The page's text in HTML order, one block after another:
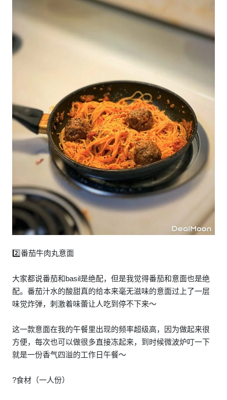
2️⃣番茄牛肉丸意面
大家都说番茄和basil是绝配，但是我觉得番茄和意面也是绝
配。番茄汁水的酸甜真的给本来毫无滋味的意面过上了一层
味觉炸弹，刺激着味蕾让人吃到停不下来～
这一款意面在我的午餐里出现的频率超级高，因为做起来很
方便，每次也可以做很多直接冻起来，到时候微波炉叮一下
就是一份香气四溢的工作日午餐～
?食材（一人份）